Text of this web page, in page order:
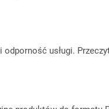
usługi.